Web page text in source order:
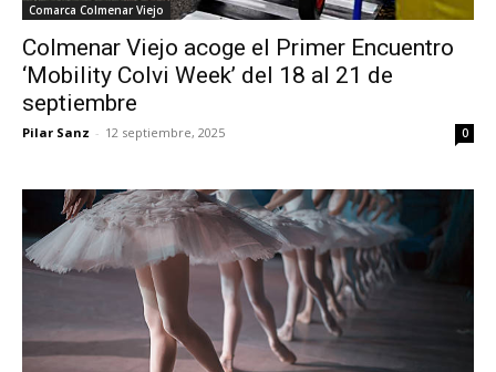
Comarca Colmenar Viejo
Colmenar Viejo acoge el Primer Encuentro
‘Mobility Colvi Week’ del 18 al 21 de
septiembre
Pilar Sanz - 12 septiembre, 2025 0